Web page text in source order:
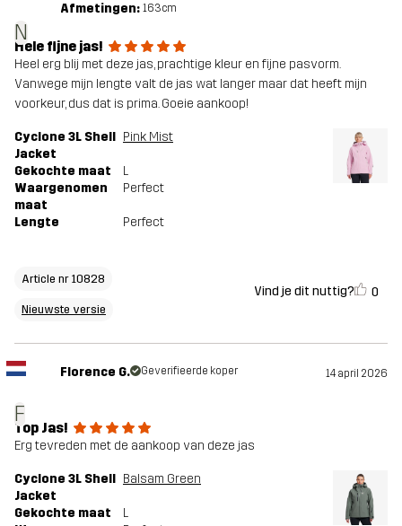
N
Afmetingen: 163cm
Hele fijne jas!
Heel erg blij met deze jas, prachtige kleur en fijne pasvorm.
Vanwege mijn lengte valt de jas wat langer maar dat heeft mijn
voorkeur, dus dat is prima. Goeie aankoop!
Cyclone 3L Shell
Jacket
Pink Mist
Gekochte maat
L
Waargenomen
maat
Perfect
Lengte Perfect
Article nr 10828
Nieuwste versie
Vind je dit nuttig? 0
F
Florence G. Geverifieerde koper 14 april 2026
Top Jas!
Erg tevreden met de aankoop van deze jas
Cyclone 3L Shell
Jacket
Balsam Green
Gekochte maat
L